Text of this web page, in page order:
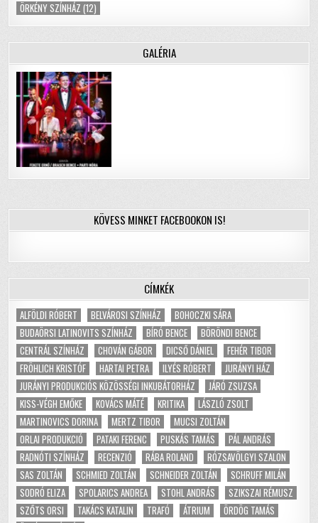
ÖRKÉNY SZÍNHÁZ (12)
GALÉRIA
KÖVESS MINKET FACEBOOKON IS!
CÍMKÉK
ALFÖLDI RÓBERT BELVÁROSI SZÍNHÁZ
BOHOCZKI SÁRA
BUDAÖRSI LATINOVITS SZÍNHÁZ
BÍRÓ BENCE
BÖRÖNDI BENCE
CENTRÁL SZÍNHÁZ
CHOVÁN GÁBOR DICSŐ DÁNIEL
FEHÉR TIBOR
FRÖHLICH KRISTÓF
HARTAI PETRA ILYÉS RÓBERT
JURÁNYI HÁZ
JURÁNYI PRODUKCIÓS KÖZÖSSÉGI INKUBÁTORHÁZ
JÁRÓ ZSUZSA
KISS-VÉGH EMŐKE
KOVÁCS MÁTÉ KRITIKA
LÁSZLÓ ZSOLT
MARTINOVICS DORINA
MERTZ TIBOR
MUCSI ZOLTÁN
ORLAI PRODUKCIÓ
PATAKI FERENC PUSKÁS TAMÁS
PÁL ANDRÁS
RADNÓTI SZÍNHÁZ
RECENZIÓ RÁBA ROLAND
RÓZSAVÖLGYI SZALON
SAS ZOLTÁN
SCHMIED ZOLTÁN SCHNEIDER ZOLTÁN
SCHRUFF MILÁN
SODRÓ ELIZA
SPOLARICS ANDREA STOHL ANDRÁS
SZIKSZAI RÉMUSZ
SZŐTS ORSI
TAKÁCS KATALIN TRAFÓ ÁTRIUM
ÖRDÖG TAMÁS